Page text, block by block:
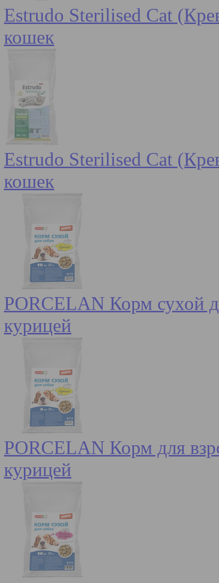
Estrudo Sterilised Cat
кошек
Estrudo Sterilised Cat
кошек
PORCELAN Корм сухой
курицей
PORCELAN Корм для
курицей